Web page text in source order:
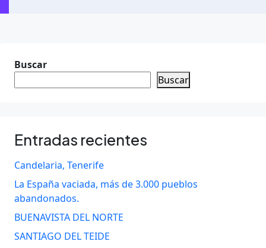
Buscar
Buscar
Entradas recientes
Candelaria, Tenerife
La España vaciada, más de 3.000 pueblos
abandonados.
BUENAVISTA DEL NORTE
SANTIAGO DEL TEIDE